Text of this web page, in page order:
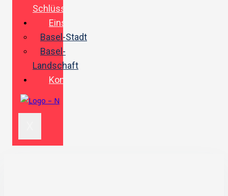
Schlüsselservice
Einsatzgebiete
Basel-Stadt
Basel-
Landschaft
Kontakt